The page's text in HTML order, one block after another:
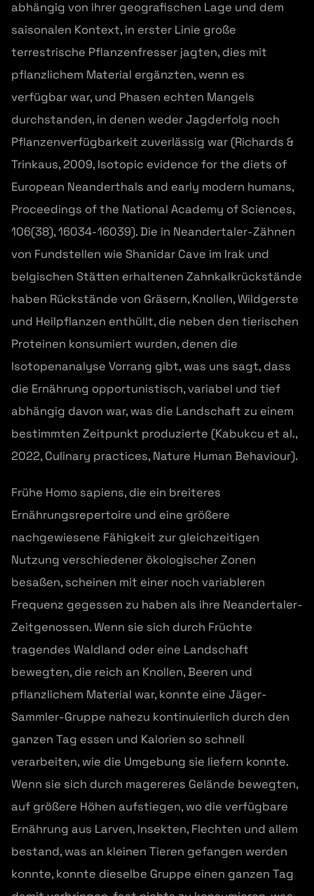
abhängig von ihrer geografischen Lage und dem
saisonalen Kontext, in erster Linie große
terrestrische Pflanzenfresser jagten, dies mit
pflanzlichem Material ergänzten, wenn es
verfügbar war, und Phasen echten Mangels
durchstanden, in denen weder Jagderfolg noch
Pflanzenverfügbarkeit zuverlässig war (Richards &
Trinkaus, 2009, Isotopic evidence for the diets of
European Neanderthals and early modern humans,
Proceedings of the National Academy of Sciences,
106(38), 16034-16039). Die in Neandertaler-Zähnen
von Fundstellen wie Shanidar Cave im Irak und
belgischen Stätten erhaltenen Zahnkalkrückstände
haben Rückstände von Gräsern, Knollen, Wildgerste
und Heilpflanzen enthüllt, die neben den tierischen
Proteinen konsumiert wurden, denen die
Isotopenanalyse Vorrang gibt, was uns sagt, dass
die Ernährung opportunistisch, variabel und tief
abhängig davon war, was die Landschaft zu einem
bestimmten Zeitpunkt produzierte (Kabukcu et al.,
2022, Culinary practices, Nature Human Behaviour).
Frühe Homo sapiens, die ein breiteres
Ernährungsrepertoire und eine größere
nachgewiesene Fähigkeit zur gleichzeitigen
Nutzung verschiedener ökologischer Zonen
besaßen, scheinen mit einer noch variableren
Frequenz gegessen zu haben als ihre Neandertaler-
Zeitgenossen. Wenn sie sich durch Früchte
tragendes Waldland oder eine Landschaft
bewegten, die reich an Knollen, Beeren und
pflanzlichem Material war, konnte eine Jäger-
Sammler-Gruppe nahezu kontinuierlich durch den
ganzen Tag essen und Kalorien so schnell
verarbeiten, wie die Umgebung sie liefern konnte.
Wenn sie sich durch magereres Gelände bewegten,
auf größere Höhen aufstiegen, wo die verfügbare
Ernährung aus Larven, Insekten, Flechten und allem
bestand, was an kleinen Tieren gefangen werden
konnte, konnte dieselbe Gruppe einen ganzen Tag